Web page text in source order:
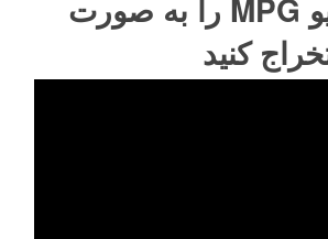
صدای ویدیو MPG را به صورت
کنید